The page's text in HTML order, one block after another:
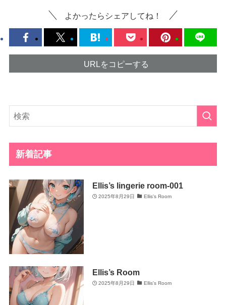
よかったらシェアしてね！
URLをコピーする
新着記事
Ellis’s lingerie room-001
2025年8月29日 Ellis's Room
Ellis’s Room
2025年8月29日 Ellis's Room